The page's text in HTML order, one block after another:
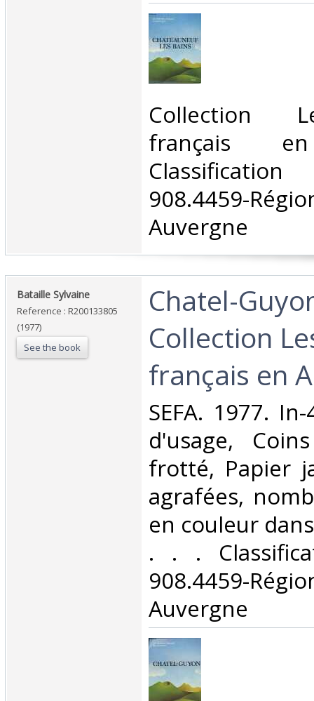
‎Collection
français
908.4459-
Auvergne‎
‎Bataille Sylvaine‎
Reference : R200133805
(1977)
See the book
‎Chatel-
Collection
français en
‎SEFA. 1977.
d'usage,
frotté, Papier
agrafées,
en couleur
. . .
908.4459-
Auvergne‎